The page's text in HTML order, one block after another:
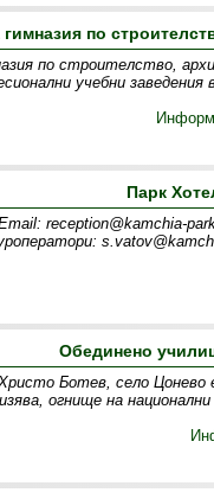
по
по строителство,
учебни
Парк
reception@kamchia-
Обединено
Ботев, село Цонево
огнище на